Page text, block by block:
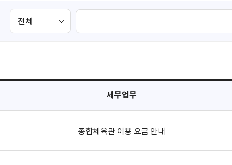
검
세무업무
종합체육관 이용 요금 안내